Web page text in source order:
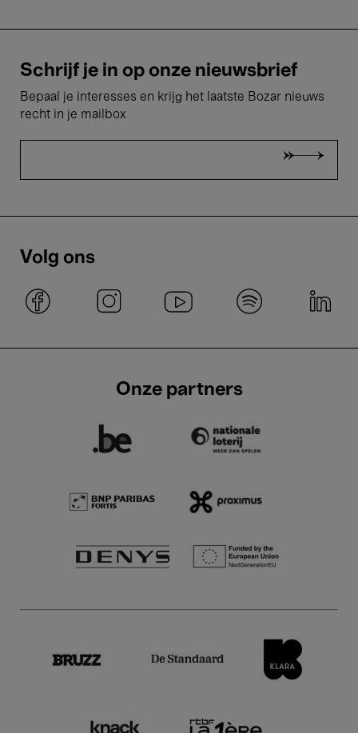
Schrijf je in op onze nieuwsbrief
Bepaal je interesses en krijg het laatste Bozar nieuws
recht in je mailbox
Volg ons
Onze partners